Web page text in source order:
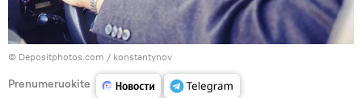
© Depositphotos.com / konstantynov
Prenumeruokite